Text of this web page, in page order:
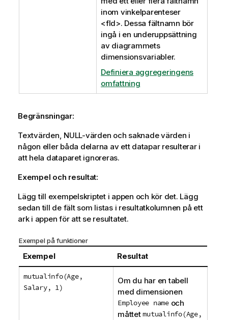
inom vinkelparenteser
<fld>. Dessa fältnamn bör
ingå i en underuppsättning
av diagrammets
dimensionsvariabler.
Definiera aggregeringens
omfattning
Begränsningar:
Textvärden, NULL-värden och saknade värden i
någon eller båda delarna av ett datapar resulterar i
att hela dataparet ignoreras.
Exempel och resultat:
Lägg till exempelskriptet i appen och kör det. Lägg
sedan till de fält som listas i resultatkolumnen på ett
ark i appen för att se resultatet.
Exempel på funktioner
Exempel Resultat
mutualinfo(Age,
Salary, 1)
Om du har en tabell
med dimensionen
Employee nameoch
måttetmutualinfo(Age,